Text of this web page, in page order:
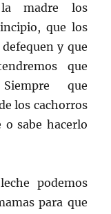
la madre los
que los
y que
que
que
los cachorros
o sabe hacerlo
podemos
para que